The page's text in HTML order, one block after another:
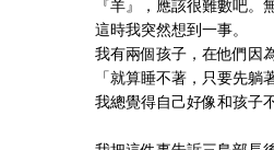
『羊』，應該很難數吧。
這時我突然想到一事。
我有兩個孩子，在他們因
「就算睡不著，只要先躺
我總覺得自己好像和孩子